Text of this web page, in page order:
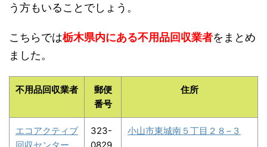
う方もいることでしょう。
こちらでは栃木県内にある不用品回収業者をまとめ
ました。
不用品回収業者
郵便
番号
住所
エコアクティブ
323-
小山市東城南５丁目２８−３